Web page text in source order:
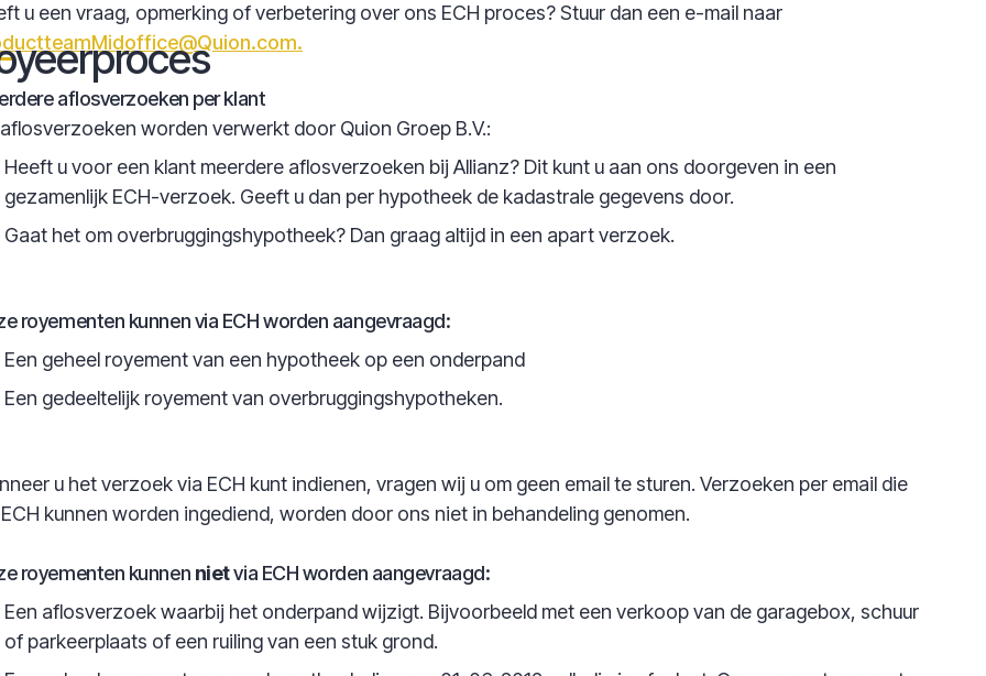
u een vraag, opmerking of verbetering over ons ECH proces? Stuur dan een e-mail naar
aflosverzoeken per klant
worden verwerkt door Quion Groep B.V.:
Heeft u voor een klant meerdere aflosverzoeken bij Allianz? Dit kunt u aan ons doorgeven in een
gezamenlijk ECH-verzoek. Geeft u dan per hypotheek de kadastrale gegevens door.
Gaat het om overbruggingshypotheek? Dan graag altijd in een apart verzoek.
royementen kunnen via ECH worden aangevraagd:
Een geheel royement van een hypotheek op een onderpand
Een gedeeltelijk royement van overbruggingshypotheken.
u het verzoek via ECH kunt indienen, vragen wij u om geen email te sturen. Verzoeken per email die
kunnen worden ingediend, worden door ons niet in behandeling genomen.
royementen kunnen nietvia ECH worden aangevraagd:
Een aflosverzoek waarbij het onderpand wijzigt. Bijvoorbeeld met een verkoop van de garagebox, schuur
of parkeerplaats of een ruiling van een stuk grond.